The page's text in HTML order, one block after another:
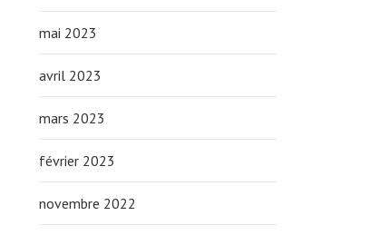
mai 2023
avril 2023
mars 2023
février 2023
novembre 2022